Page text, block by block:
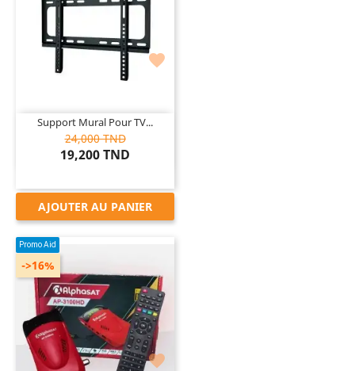

Support Mural Pour TV...
24,000 TND
19,200 TND
AJOUTER AU PANIER

Promo Aid
->16%